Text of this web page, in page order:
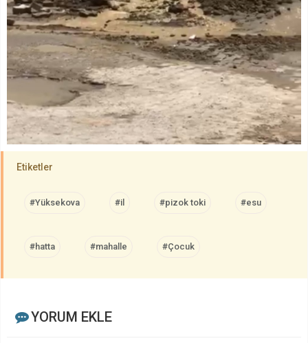
Etiketler
#Yüksekova #il #pizok toki #esu
#hatta #mahalle #Çocuk
YORUM EKLE